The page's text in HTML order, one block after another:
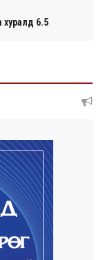
хуралд 6.5
тэгш
дулаан